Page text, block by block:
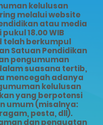
kelulusan
melalui website
atau media
18.00 WIB
telah berkumpul
Satuan Pendidikan
pengumuman
suasana tertib,
mencegah adanya
kelulusan
yang berpotensi
umum (misalnya:
pesta, dll).
dan penguatan